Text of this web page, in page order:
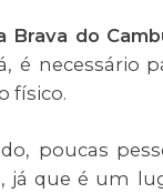
Brava do
é necessário
físico.
poucas
já que é um